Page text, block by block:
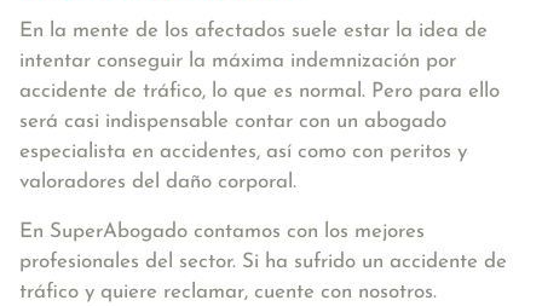
En la mente de los afectados suele estar la idea de
intentar conseguir la máxima indemnización por
accidente de tráfico, lo que es normal. Pero para ello
será casi indispensable contar con un abogado
especialista en accidentes, así como con peritos y
valoradores del daño corporal.
En SuperAbogado contamos con los mejores
profesionales del sector. Si ha sufrido un accidente de
tráfico y quiere reclamar, cuente con nosotros.